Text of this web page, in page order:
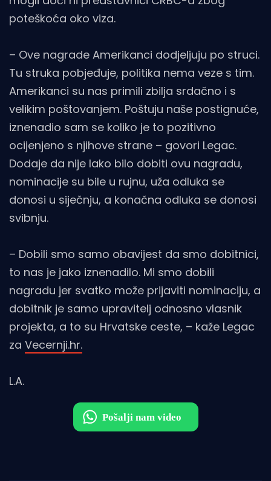
poteškoća oko viza.
– Ove nagrade Amerikanci dodjeljuju po struci.
Tu struka pobjeđuje, politika nema veze s tim.
Amerikanci su nas primili zbilja srdačno i s
velikim poštovanjem. Poštuju naše postignuće,
iznenadio sam se koliko je to pozitivno
ocijenjeno s njihove strane – govori Legac.
Dodaje da nije lako bilo dobiti ovu nagradu,
nominacije su bile u rujnu, uža odluka se
donosi u siječnju, a konačna odluka se donosi
svibnju.
– Dobili smo samo obavijest da smo dobitnici,
to nas je jako iznenadilo. Mi smo dobili
nagradu jer svatko može prijaviti nominaciju, a
dobitnik je samo upravitelj odnosno vlasnik
projekta, a to su Hrvatske ceste, – kaže Legac
za Vecernji.hr.
L.A.